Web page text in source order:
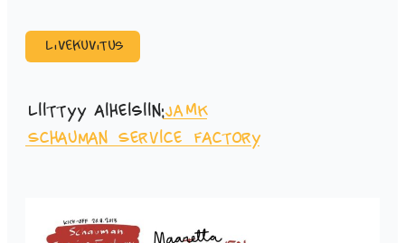
Livekuvitus
Liittyy aiheisiin:JAMK
Schauman Service Factory